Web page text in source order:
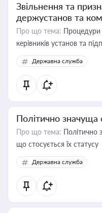
Звільнення та
держустанов та
Про що тема: Процедури
керівників установ та
Державна служба
Політично
Про що тема: Політично
що стосується їх статусу
Державна служба